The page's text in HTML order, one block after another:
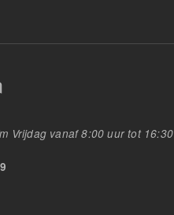
Vrijdag vanaf 8:00 uur tot 16:30